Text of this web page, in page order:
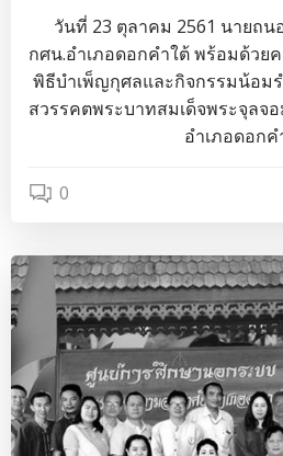
วันที่ 23 ตุลาคม 2561 นายถน
กศน.อำเภอดอกคำใต้ พร้อมด้วย
พิธีบำเพ็ญกุศลและกิจกรรมน้อม
สวรรคตพระบาทสมเด็จพระจุลจ
อำเภอดอกค
0